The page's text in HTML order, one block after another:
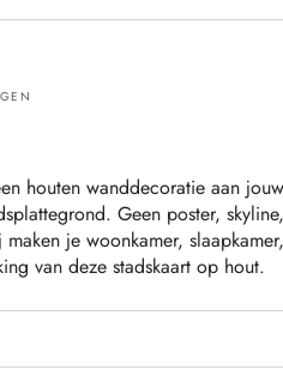
houten wanddecoratie aan
Geen poster,
je woonkamer,
van deze stadskaart op hout.